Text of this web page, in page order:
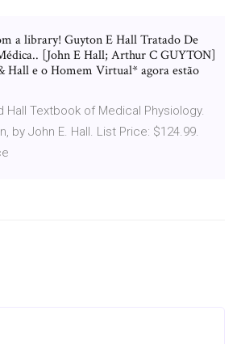
a library! Guyton E Hall Tratado De
[John E Hall; Arthur C GUYTON]
Hall e o Homem Virtual* agora estão
Hall Textbook of Medical Physiology.
by John E. Hall. List Price: $124.99.